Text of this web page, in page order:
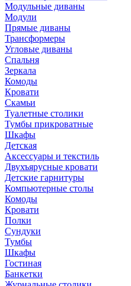
Модульные диваны
Модули
Прямые диваны
Трансформеры
Угловые диваны
Спальня
Зеркала
Комоды
Кровати
Скамьи
Туалетные столики
Тумбы прикроватные
Шкафы
Детская
Аксессуары и текстиль
Двухъярусные кровати
Детские гарнитуры
Компьютерные столы
Комоды
Кровати
Полки
Сундуки
Тумбы
Шкафы
Гостиная
Банкетки